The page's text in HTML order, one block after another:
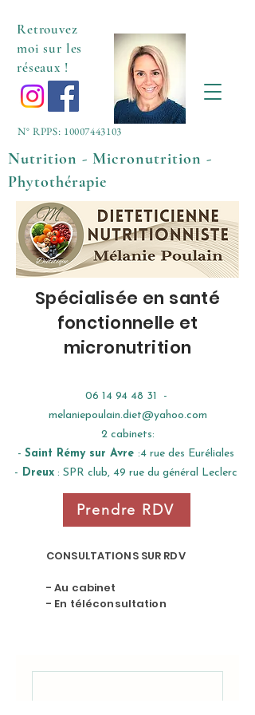
06 14 94 48 31 -
melaniepoulain.diet@yahoo.com
2 cabinets:
- Saint Rémy sur Avre :4 rue des Euréliales
- Dreux : SPR club, 49 rue du général Leclerc
Prendre RDV
CONSULTATIONS SUR RDV
- Au cabinet
- En téléconsultation
N° RPPS: 10007443103
Spécialisée en santé
fonctionnelle et
micronutrition
Nutrition - Micronutrition -
Phytothérapie
Retrouvez
moi sur les
réseaux !